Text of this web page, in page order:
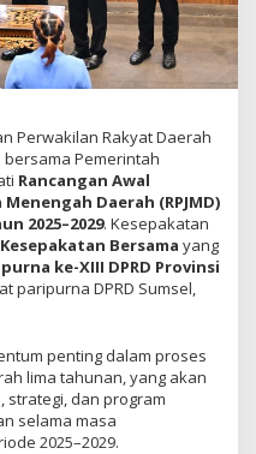
Perwakilan Rakyat Daerah
bersama Pemerintah
Rancangan Awal
Daerah (RPJMD)
2025–2029. Kesepakatan
Bersama yang
ke-XIII DPRD Provinsi
paripurna DPRD Sumsel,
penting dalam proses
lima tahunan, yang akan
strategi, dan program
selama masa
2025–2029.